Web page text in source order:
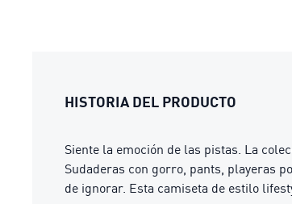
HISTORIA DEL PRODUCTO
Siente la emoción de las pistas. La
Sudaderas con gorro, pants, playeras
de ignorar. Esta camiseta de estilo